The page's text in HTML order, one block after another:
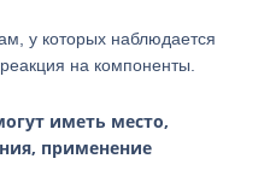
у которых наблюдается
на компоненты.
иметь место,
применение